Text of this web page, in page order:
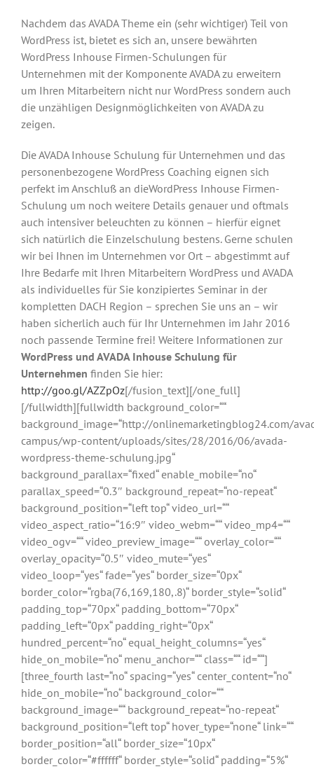
Nachdem das AVADA Theme ein (sehr wichtiger) Teil von
WordPress ist, bietet es sich an, unsere bewährten
WordPress Inhouse Firmen-Schulungen für
Unternehmen mit der Komponente AVADA zu erweitern
um Ihren Mitarbeitern nicht nur WordPress sondern auch
die unzähligen Designmöglichkeiten von AVADA zu
zeigen.
Die AVADA Inhouse Schulung für Unternehmen und das
personenbezogene WordPress Coaching eignen sich
perfekt im Anschluß an dieWordPress Inhouse Firmen-
Schulung um noch weitere Details genauer und oftmals
auch intensiver beleuchten zu können – hierfür eignet
sich natürlich die Einzelschulung bestens. Gerne schulen
wir bei Ihnen im Unternehmen vor Ort – abgestimmt auf
Ihre Bedarfe mit Ihren Mitarbeitern WordPress und AVADA
als individuelles für Sie konzipiertes Seminar in der
kompletten DACH Region – sprechen Sie uns an – wir
haben sicherlich auch für Ihr Unternehmen im Jahr 2016
noch passende Termine frei! Weitere Informationen zur
WordPress und AVADA Inhouse Schulung für
Unternehmen finden Sie hier:
http://goo.gl/AZZpOz[/fusion_text][/one_full]
[/fullwidth][fullwidth background_color=““
background_image=“http://onlinemarketingblog24.com/
campus/wp-content/uploads/sites/28/2016/06/avada-
wordpress-theme-schulung.jpg“
background_parallax=“fixed“ enable_mobile=“no“
parallax_speed=“0.3″ background_repeat=“no-repeat“
background_position=“left top“ video_url=““
video_aspect_ratio=“16:9″ video_webm=““ video_mp4=““
video_ogv=““ video_preview_image=““ overlay_color=““
overlay_opacity=“0.5″ video_mute=“yes“
video_loop=“yes“ fade=“yes“ border_size=“0px“
border_color=“rgba(76,169,180,.8)“ border_style=“solid“
padding_top=“70px“ padding_bottom=“70px“
padding_left=“0px“ padding_right=“0px“
hundred_percent=“no“ equal_height_columns=“yes“
hide_on_mobile=“no“ menu_anchor=““ class=““ id=““]
[three_fourth last=“no“ spacing=“yes“ center_content=“no“
hide_on_mobile=“no“ background_color=““
background_image=““ background_repeat=“no-repeat“
background_position=“left top“ hover_type=“none“ link=““
border_position=“all“ border_size=“10px“
border_color=“#ffffff“ border_style=“solid“ padding=“5%“